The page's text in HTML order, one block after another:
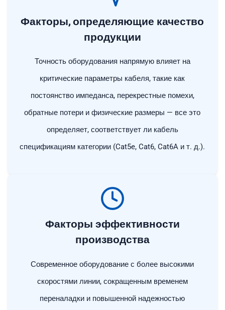
Факторы, определяющие качество
продукции
Точность оборудования напрямую влияет на
критические параметры кабеля, такие как
постоянство импеданса, перекрестные помехи,
обратные потери и физические размеры — все это
определяет, соответствует ли кабель
спецификациям категории (Cat5e, Cat6, Cat6A и т. д.).
Факторы эффективности
производства
Современное оборудование с более высокими
скоростями линии, сокращенным временем
переналадки и повышенной надежностью